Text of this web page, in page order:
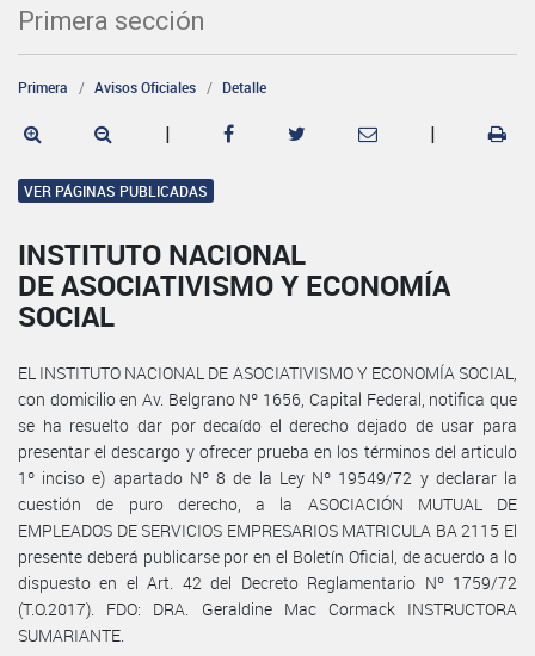
Primera sección
Primera Avisos Oficiales Detalle
| |
VER PÁGINAS PUBLICADAS
INSTITUTO NACIONAL
DE ASOCIATIVISMO Y ECONOMÍA
SOCIAL
EL INSTITUTO NACIONAL DE ASOCIATIVISMO Y ECONOMÍA SOCIAL,
con domicilio en Av. Belgrano Nº 1656, Capital Federal, notifica que
se ha resuelto dar por decaído el derecho dejado de usar para
presentar el descargo y ofrecer prueba en los términos del articulo
1º inciso e) apartado Nº 8 de la Ley Nº 19549/72 y declarar la
cuestión de puro derecho, a la ASOCIACIÓN MUTUAL DE
EMPLEADOS DE SERVICIOS EMPRESARIOS MATRICULA BA 2115 El
presente deberá publicarse por en el Boletín Oficial, de acuerdo a lo
dispuesto en el Art. 42 del Decreto Reglamentario Nº 1759/72
(T.O.2017). FDO: DRA. Geraldine Mac Cormack INSTRUCTORA
SUMARIANTE.